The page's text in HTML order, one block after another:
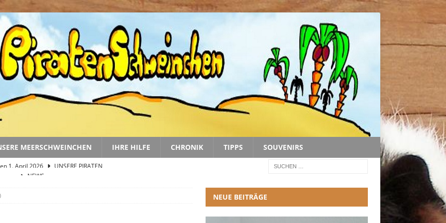
MEERSCHWEINCHEN IHRE HILFE CHRONIK TIPPS SOUVENIRS
NEWS
2. Halbjahr 2026
Bajwa
NEUE BEITRÄGE